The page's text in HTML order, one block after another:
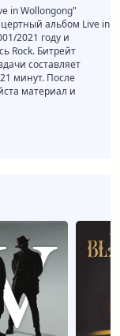
in Wollongong"
альбом Live in
2021 году и
Rock. Битрейт
составляет
минут. После
материал и